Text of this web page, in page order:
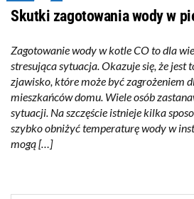
Skutki zagotowania wody w
Zagotowanie wody w kotle CO to dla
stresująca sytuacja. Okazuje się, że jest
zjawisko, które może być zagrożeniem
mieszkańców domu. Wiele osób
sytuacji. Na szczęście istnieje kilka
szybko obniżyć temperaturę wody w
mogą […]